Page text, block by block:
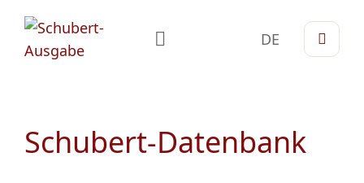
DE
Schubert-Datenbank